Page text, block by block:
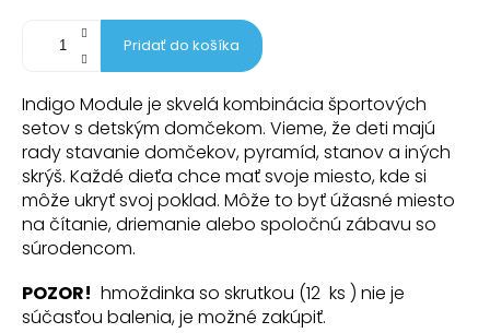
Pridať do košíka
Indigo Module je skvelá kombinácia športových
setov s detským domčekom. Vieme, že deti majú
rady stavanie domčekov, pyramíd, stanov a iných
skrýš. Každé dieťa chce mať svoje miesto, kde si
môže ukryť svoj poklad. Môže to byť úžasné miesto
na čítanie, driemanie alebo spoločnú zábavu so
súrodencom.
POZOR! hmoždinka so skrutkou (12 ks ) nie je
súčasťou balenia, je možné zakúpiť.